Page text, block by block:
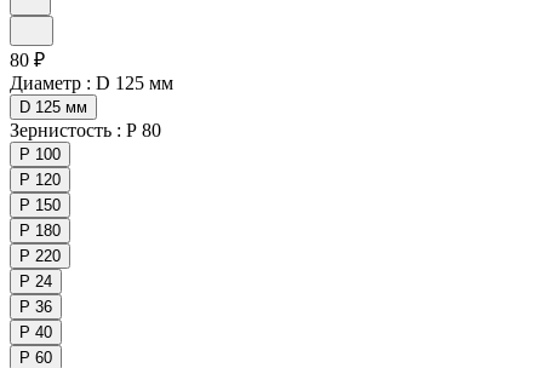
80 ₽
Диаметр : D 125 мм
D 125 мм
Зернистость : Р 80
Р 100
Р 120
Р 150
Р 180
Р 220
Р 24
Р 36
Р 40
Р 60